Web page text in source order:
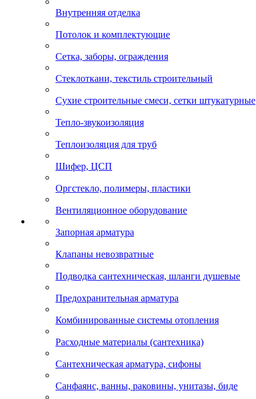
Внутренняя отделка
Потолок и комплектующие
Сетка, заборы, ограждения
Стеклоткани, текстиль строительный
Сухие строительные смеси, сетки штукатурные
Тепло-звукоизоляция
Теплоизоляция для труб
Шифер, ЦСП
Оргстекло, полимеры, пластики
Вентиляционное оборудование
Запорная арматура
Клапаны невозвратные
Подводка сантехническая, шланги душевые
Предохранительная арматура
Комбинированные системы отопления
Расходные материалы (сантехника)
Сантехническая арматура, сифоны
Санфаянс, ванны, раковины, унитазы, биде